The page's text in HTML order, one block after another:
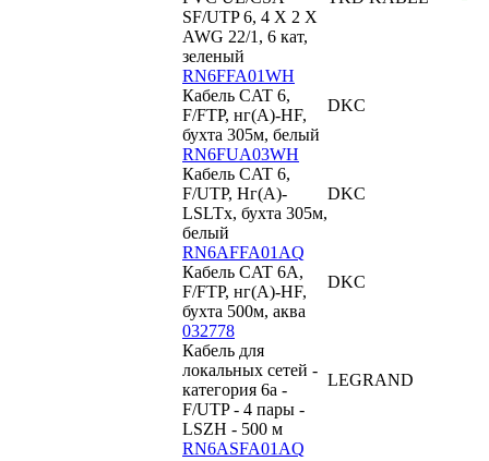
SF/UTP 6, 4 X 2 X
AWG 22/1, 6 кат,
зеленый
RN6FFA01WH
Кабель CAT 6,
F/FTP, нг(А)-HF,
бухта 305м, белый
DKC
RN6FUA03WH
Кабель CAT 6,
F/UTP, Hг(A)-
LSLTx, бухта 305м,
белый
DKC
RN6AFFA01AQ
Кабель CAT 6А,
F/FTP, нг(А)-HF,
бухта 500м, аква
DKC
032778
Кабель для
локальных сетей -
категория 6a -
F/UTP - 4 пары -
LSZH - 500 м
LEGRAND
RN6ASFA01AQ